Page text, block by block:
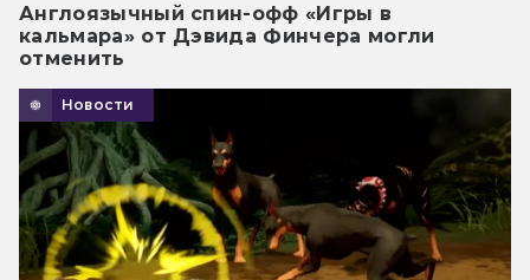
Англоязычный спин-офф «Игры в
кальмара» от Дэвида Финчера могли
отменить
Новости